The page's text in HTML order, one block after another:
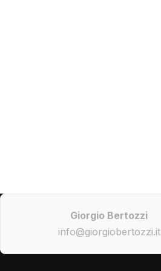
Giorgio Bertozzi
info@giorgiobertozzi.it